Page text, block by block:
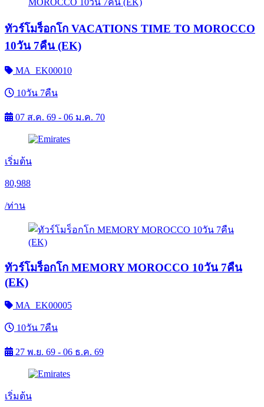
ทัวร์โมร็อกโก VACATIONS TIME TO MOROCCO
10วัน 7คืน (EK)
MA_EK00010
10วัน 7คืน
07 ส.ค. 69 - 06 ม.ค. 70
เริ่มต้น
80,988
/ท่าน
ทัวร์โมร็อกโก MEMORY MOROCCO 10วัน 7คืน
(EK)
MA_EK00005
10วัน 7คืน
27 พ.ย. 69 - 06 ธ.ค. 69
เริ่มต้น